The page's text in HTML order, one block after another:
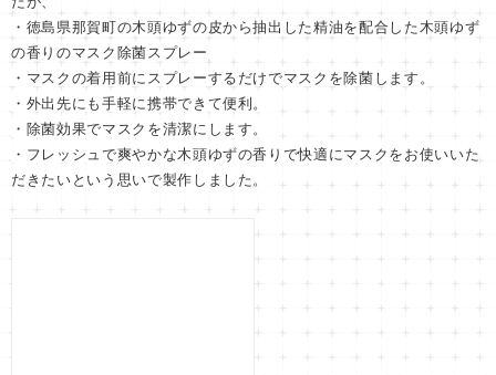
・徳島県那賀町の木頭ゆずの皮から抽出した精油を配合した木頭ゆず
の香りのマスク除菌スプレー
・マスクの着用前にスプレーするだけでマスクを除菌します。
・外出先にも手軽に携帯できて便利。
・除菌効果でマスクを清潔にします。
・フレッシュで爽やかな木頭ゆずの香りで快適にマスクをお使いいた
だきたいという思いで製作しました。